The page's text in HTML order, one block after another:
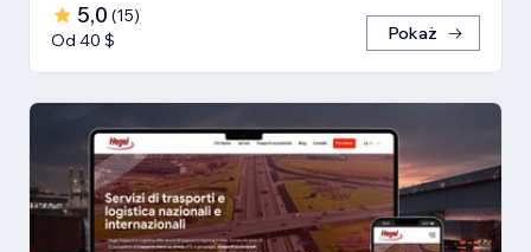
5,0 (15)
Od 40 $
Pokaż